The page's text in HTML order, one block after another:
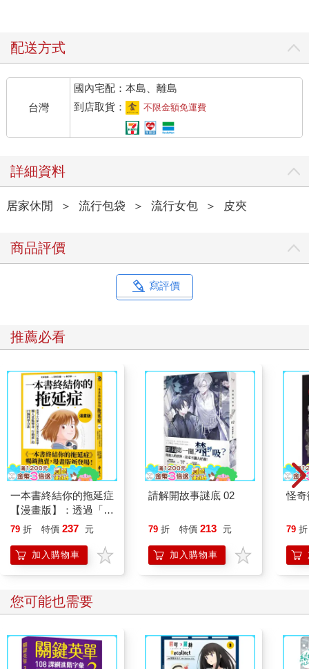
配送方式
台灣
國內宅配：本島、離島
到店取貨：
不限金額免運費
詳細資料
居家休閒 ＞ 流行包袋 ＞ 流行女包 ＞ 皮夾
商品評價
寫評價
推薦必看
一本書終結你的拖延症
【漫畫版】：透過「小
行動」打開大腦的行動
「行動派」的37個科
學方法
79 折 特價 237 元
加入購物車
請解開故事謎底 02
79 折 特價 213 元
加入購物車
怪
79 折
您可能也需要